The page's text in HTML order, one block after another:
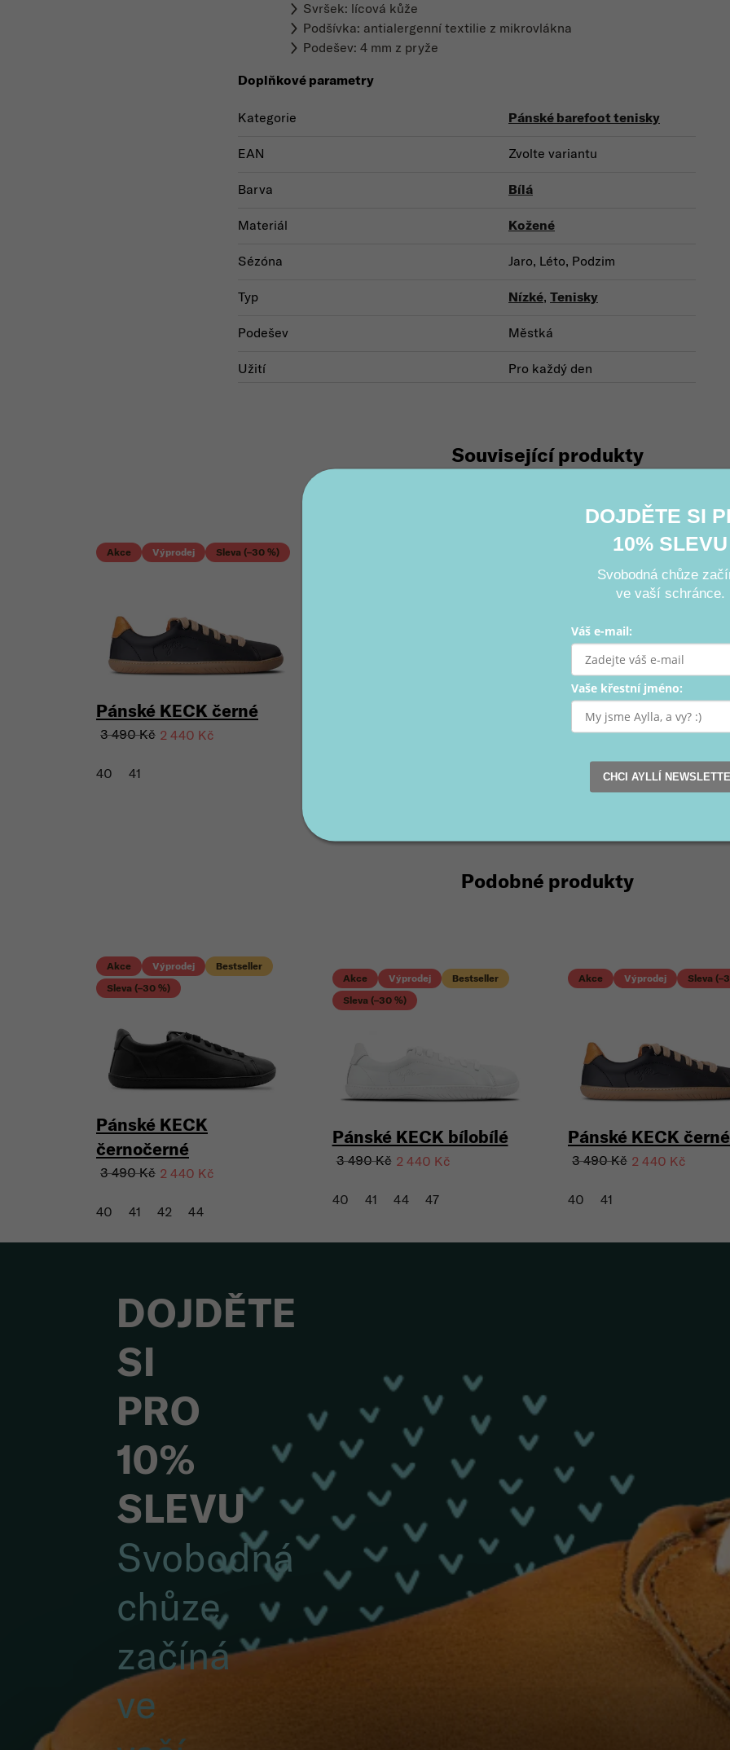
Svršek: lícová kůže
Podšívka: antialergenní textilie z mikrovlákna
Podešev: 4 mm z pryže
Doplňkové parametry
Kategorie Pánské barefoot tenisky
EAN Zvolte variantu
Barva Bílá
Materiál Kožené
Sézóna Jaro, Léto, Podzim
Typ Nízké, Tenisky
Podešev Městká
Užití Pro každý den
Související produkty
Akce Výprodej Sleva (–30 %)
Pánské KECK černé
3 490 Kč 2 440 Kč
40 41
Podobné produkty
Akce Výprodej
Bestseller
Sleva (–30 %)
Pánské KECK
černočerné
3 490 Kč 2 440 Kč
40 41 42 44
Akce Výprodej
Bestseller
Sleva (–30 %)
Pánské KECK bílobílé
3 490 Kč 2 440 Kč
40 41 44 47
Akce Výprodej Sleva
Pánské KECK černé
3 490 Kč 2 440 Kč
40 41
DOJDĚTE
SI
PRO
10%
SLEVU
Svobodná
chůze
začíná
ve
DOJDĚTE SI
10% SLEVU
Svobodná chůze
ve vaší schránce.
Váš e-mail:
Vaše křestní jméno:
CHCI AYLLÍ